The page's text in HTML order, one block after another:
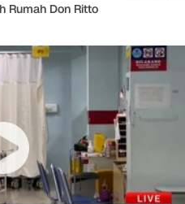
Rumah Don Ritto